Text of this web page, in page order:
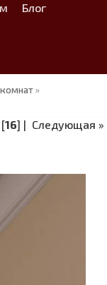
Блог
»
16] | Следующая »